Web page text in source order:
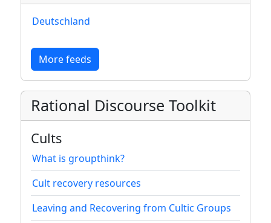
Deutschland
More feeds
Rational Discourse Toolkit
Cults
What is groupthink?
Cult recovery resources
Leaving and Recovering from Cultic Groups